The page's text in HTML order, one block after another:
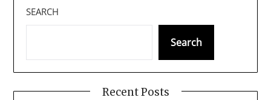
SEARCH
Search
Recent Posts